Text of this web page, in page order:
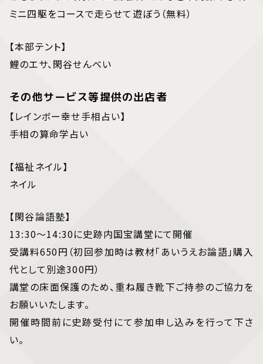
ミニ四駆をコースで走らせて遊ぼう（無料）
【本部テント】
鯉のエサ、閑谷せんべい
その他サービス等提供の出店者
【レインボー幸せ手相占い】
手相の算命学占い
【福祉ネイル】
ネイル
【閑谷論語塾】
13:30～14:30に史跡内国宝講堂にて開催
受講料650円（初回参加時は教材「あいうえお論語」購入
代として別途300円）
講堂の床面保護のため、重ね履き靴下ご持参のご協力を
お願いいたします。
開催時間前に史跡受付にて参加申し込みを行って下さ
い。